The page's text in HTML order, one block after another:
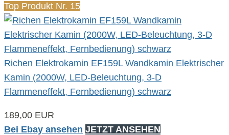
Top Produkt Nr. 15
Richen Elektrokamin EF159L Wandkamin Elektrischer
Kamin (2000W, LED-Beleuchtung, 3-D
Flammeneffekt, Fernbedienung) schwarz
189,00 EUR
Bei Ebay ansehen JETZT ANSEHEN